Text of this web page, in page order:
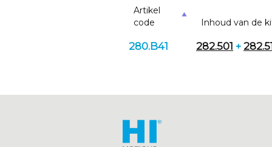
Artikel
code
Inhoud van de
280.B41 282.501 +